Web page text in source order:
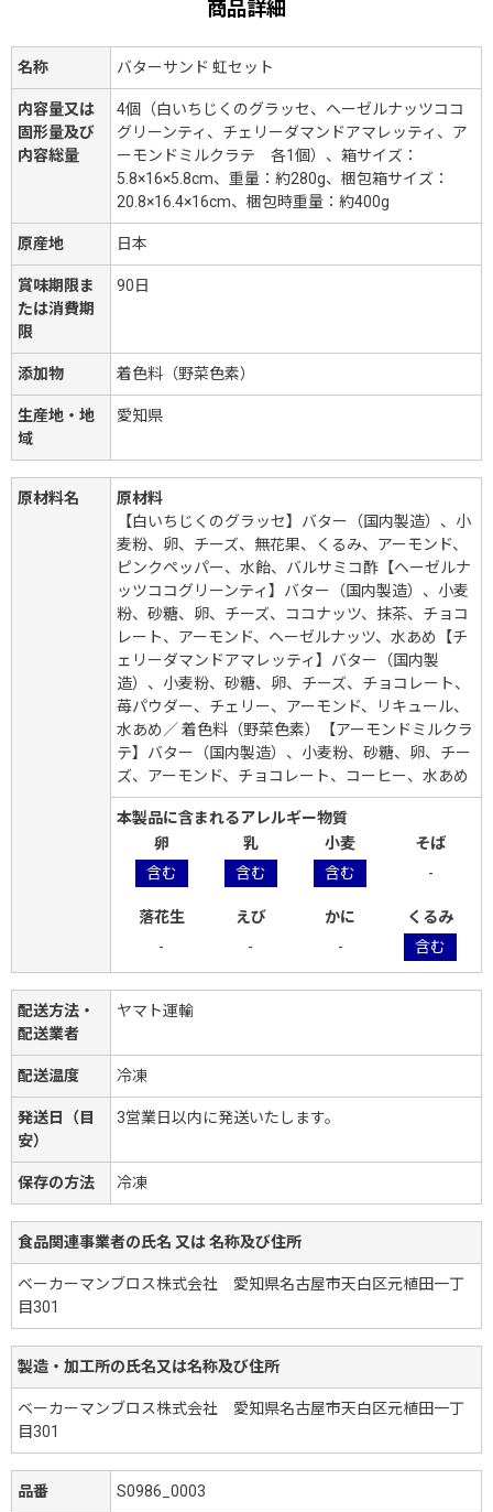
商品詳細
名称 バターサンド 虹セット
内容量又は
固形量及び
内容総量
4個（白いちじくのグラッセ、ヘーゼルナッツココ
グリーンティ、チェリーダマンドアマレッティ、ア
ーモンドミルクラテ 各1個）、箱サイズ：
5.8×16×5.8cm、重量：約280g、梱包箱サイズ：
20.8×16.4×16cm、梱包時重量：約400g
原産地 日本
賞味期限ま
たは消費期
限
90日
添加物 着色料（野菜色素）
生産地・地
域
愛知県
原材料名
原材料
【白いちじくのグラッセ】バター（国内製造）、小
麦粉、卵、チーズ、無花果、くるみ、アーモンド、
ピンクペッパー、水飴、バルサミコ酢【ヘーゼルナ
ッツココグリーンティ】バター（国内製造）、小麦
粉、砂糖、卵、チーズ、ココナッツ、抹茶、チョコ
レート、アーモンド、ヘーゼルナッツ、水あめ【チ
ェリーダマンドアマレッティ】バター（国内製
造）、小麦粉、砂糖、卵、チーズ、チョコレート、
苺パウダー、チェリー、アーモンド、リキュール、
水あめ／ 着色料（野菜色素）【アーモンドミルクラ
テ】バター（国内製造）、小麦粉、砂糖、卵、チー
ズ、アーモンド、チョコレート、コーヒー、水あめ
本製品に含まれるアレルギー物質
卵
乳 小麦
そば
含む
含む 含む -
落花生 えび かに
くるみ
-
- - 含む
配送方法・
配送業者
ヤマト運輸
配送温度 冷凍
発送日（目
安）
3営業日以内に発送いたします。
保存の方法 冷凍
食品関連事業者の氏名 又は 名称及び住所
ベーカーマンブロス株式会社 愛知県名古屋市天白区元植田一丁
目301
製造・加工所の氏名又は名称及び住所
ベーカーマンブロス株式会社 愛知県名古屋市天白区元植田一丁
目301
品番 S0986_0003